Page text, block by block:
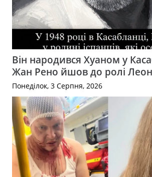
Він народився Хуаном у
Жан Рено йшов до ролі
Понеділок, 3 Серпня, 2026